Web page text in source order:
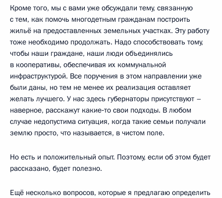
Кроме того, мы с вами уже обсуждали тему, связанную
с тем, как помочь многодетным гражданам построить
жильё на предоставленных земельных участках. Эту работу
тоже необходимо продолжать. Надо способствовать тому,
чтобы наши граждане, наши люди объединялись
в кооперативы, обеспечивая их коммунальной
инфраструктурой. Все поручения в этом направлении уже
были даны, но тем не менее их реализация оставляет
желать лучшего. У нас здесь губернаторы присутствуют –
наверное, расскажут какие‑то свои подходы. В любом
случае недопустима ситуация, когда такие семьи получали
землю просто, что называется, в чистом поле.
Но есть и положительный опыт. Поэтому, если об этом будет
рассказано, будет полезно.
Ещё несколько вопросов, которые я предлагаю определить